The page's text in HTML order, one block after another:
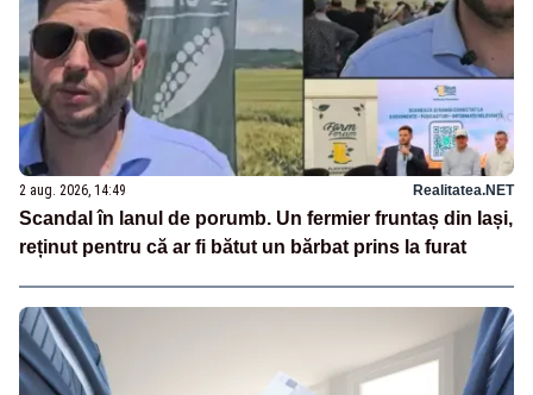
2 aug. 2026, 14:49 Realitatea.NET
Scandal în lanul de porumb. Un fermier fruntaș din Iași,
reținut pentru că ar fi bătut un bărbat prins la furat